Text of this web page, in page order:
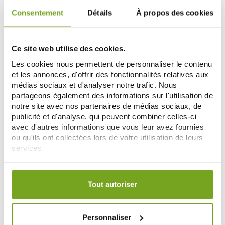
Consentement Détails À propos des cookies
Ce site web utilise des cookies.
Les cookies nous permettent de personnaliser le contenu
et les annonces, d'offrir des fonctionnalités relatives aux
médias sociaux et d'analyser notre trafic. Nous
partageons également des informations sur l'utilisation de
notre site avec nos partenaires de médias sociaux, de
publicité et d'analyse, qui peuvent combiner celles-ci
avec d'autres informations que vous leur avez fournies
ou qu'ils ont collectées lors de votre utilisation de leurs
services.
Votre choix de consentement est conservé pendant une
Tout autoriser
Personnaliser
NATESSANCE
NATESSANCE SHAMPOOING
ARGAN BIO 500 ML
NATESSANCE
NATESSANCE SHAMPOOING
-11%